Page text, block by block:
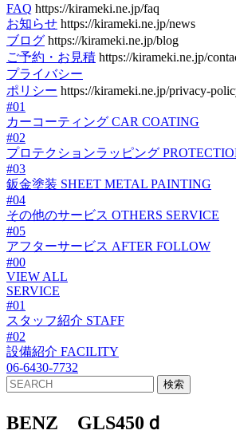
FAQ https://kirameki.ne.jp/faq
お知らせ https://kirameki.ne.jp/news
ブログ https://kirameki.ne.jp/blog
ご予約・お見積 https://kirameki.ne.jp/
プライバシー
ポリシー https://kirameki.ne.jp/privacy-
#01
カーコーティング CAR COATING
#02
プロテクションラッピング
#03
鈑金塗装 SHEET METAL PAINTING
#04
その他のサービス OTHERS SERVICE
#05
アフターサービス AFTER FOLLOW
#00
VIEW ALL
SERVICE
#01
スタッフ紹介 STAFF
#02
設備紹介 FACILITY
06-6430-7732
BENZ GLS450ｄ